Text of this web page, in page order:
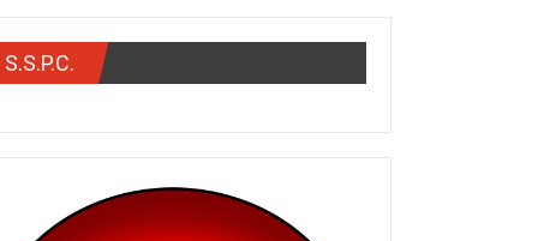
S.S.P.C.